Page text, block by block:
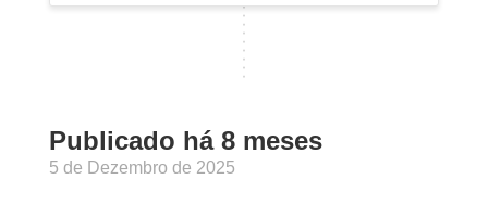
Publicado há 8 meses
5 de Dezembro de 2025